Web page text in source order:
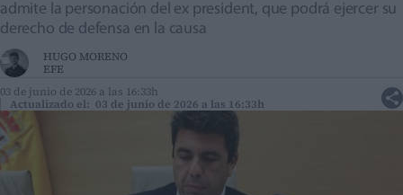
admite la personación del ex president, que podrá ejercer su
derecho de defensa en la causa
HUGO MORENO
EFE
03 de junio de 2026 a las 16:33h
Actualizado el: 03 de junio de 2026 a las 16:33h